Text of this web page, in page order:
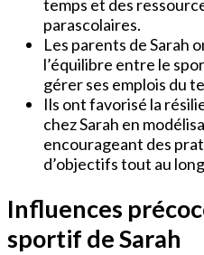
temps et des
parascolaires.
Les parents de Sarah
l’équilibre entre le
gérer ses emplois du
Ils ont favorisé la
chez Sarah en
encourageant des
d’objectifs tout au
Influences
sportif de Sarah